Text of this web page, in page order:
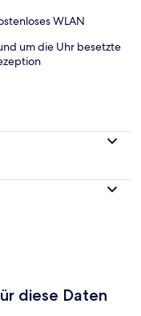
WLAN
um die Uhr besetzte
diese Daten